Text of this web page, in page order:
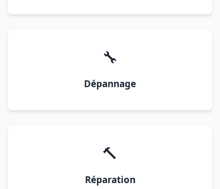
🔧
Dépannage
🔨
Réparation